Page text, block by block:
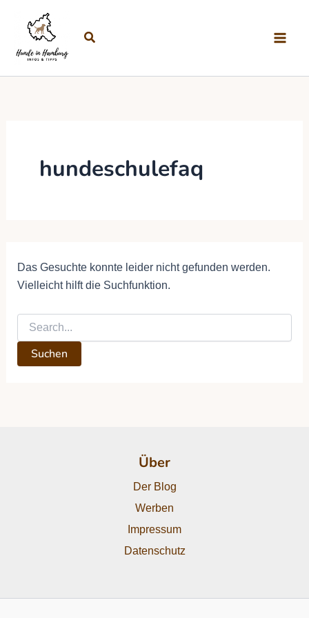
Suchen
hundeschulefaq
Das Gesuchte konnte leider nicht gefunden werden.
Vielleicht hilft die Suchfunktion.
Über
Der Blog
Werben
Impressum
Datenschutz